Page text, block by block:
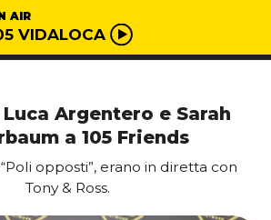
AIR
VIDALOCA
Argentero e Sarah
a 105 Friends
opposti”, erano in diretta con
Tony & Ross.